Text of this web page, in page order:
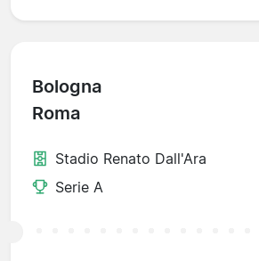
Bologna
Roma
Stadio Renato Dall'Ara
Serie A